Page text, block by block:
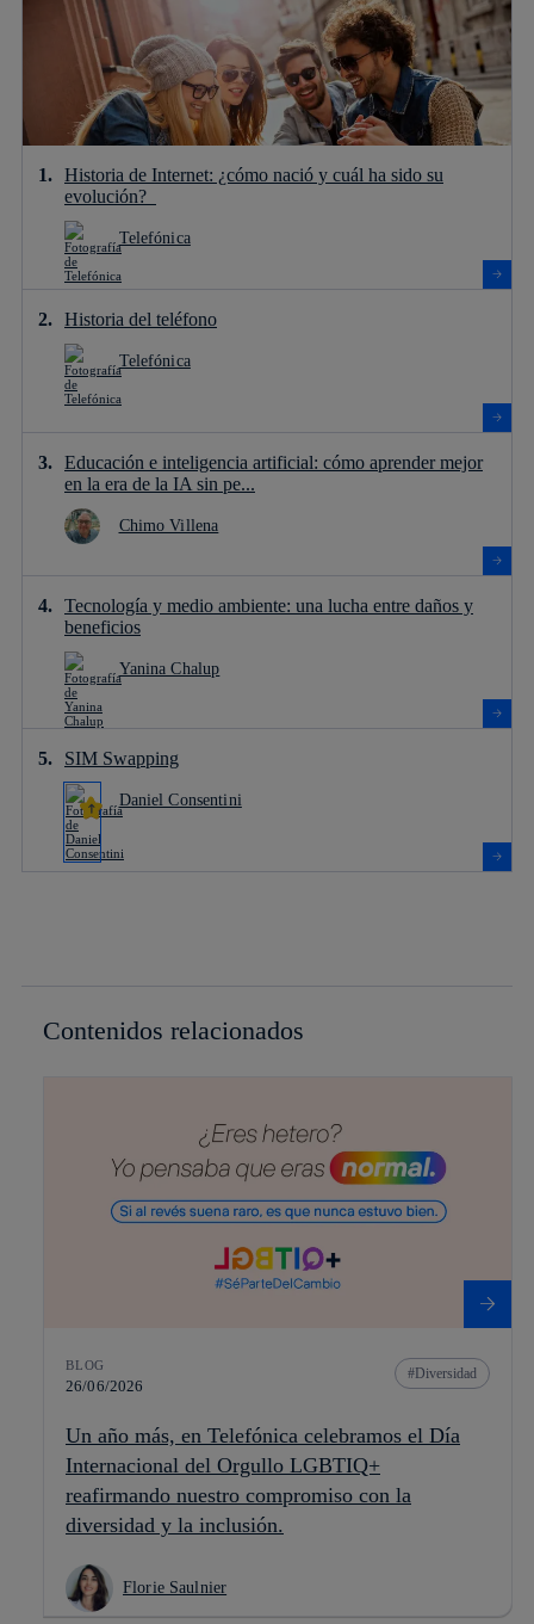
Historia de Internet: ¿cómo nació y cuál ha sido su
evolución?
Telefónica
Historia del teléfono
Telefónica
Educación e inteligencia artificial: cómo aprender mejor
en la era de la IA sin pe...
Chimo Villena
Tecnología y medio ambiente: una lucha entre daños y
beneficios
Yanina Chalup
SIM Swapping
Daniel Consentini
Contenidos relacionados
BLOG
26/06/2026
Diversidad
Un año más, en Telefónica celebramos el Día
Internacional del Orgullo LGBTIQ+
reafirmando nuestro compromiso con la
diversidad y la inclusión.
Florie Saulnier